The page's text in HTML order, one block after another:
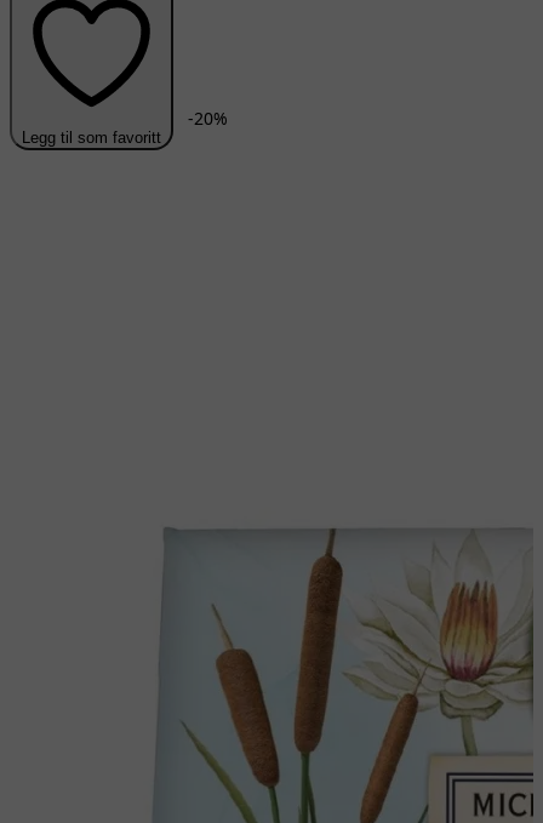
Legg til som favoritt
-20%